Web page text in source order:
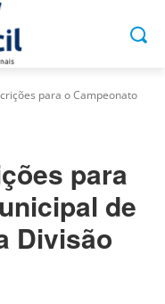
para o Campeonato
para
de
Divisão